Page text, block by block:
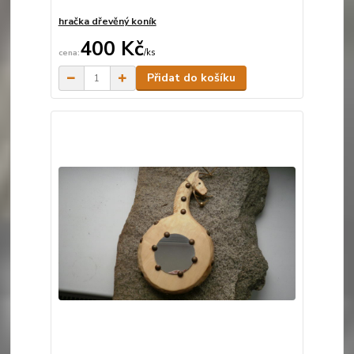
hračka dřevěný koník
400 Kč/ks
Přidat do košíku